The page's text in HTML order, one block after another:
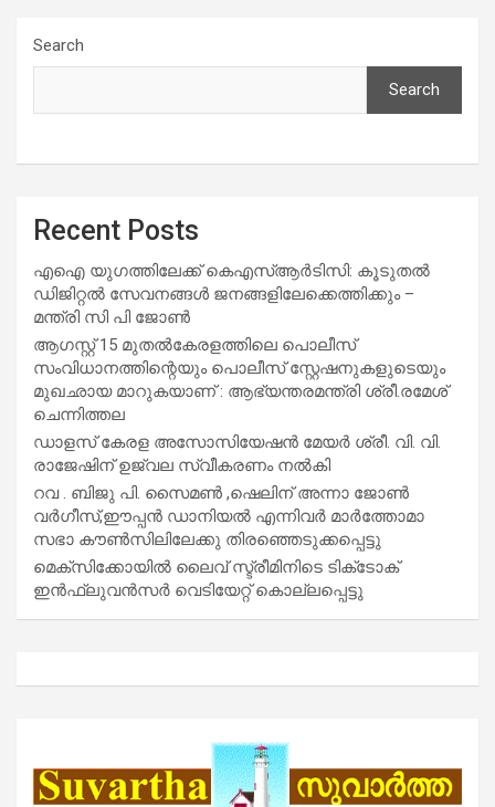
Search
Search
Recent Posts
എഐ യുഗത്തിലേക്ക് കെഎസ്ആർടിസി: കൂടുതൽ
ഡിജിറ്റൽ സേവനങ്ങൾ ജനങ്ങളിലേക്കെത്തിക്കും –
മന്ത്രി സി പി ജോൺ
ആഗസ്റ്റ് 15 മുതല്‍കേരളത്തിലെ പൊലീസ്
സംവിധാനത്തിന്റെയും പൊലീസ് സ്റ്റേഷനുകളുടെയും
മുഖഛായ മാറുകയാണ് : ആഭ്യന്തരമന്ത്രി ശ്രീ.രമേശ്
ചെന്നിത്തല
ഡാളസ് കേരള അസോസിയേഷൻ മേയർ ശ്രീ. വി. വി.
രാജേഷിന് ഉജ്വല സ്വീകരണം നൽകി
റവ . ബിജു പി. സൈമൺ ,ഷെലിന് അന്നാ ജോൺ
വർഗീസ്,ഈപ്പൻ ഡാനിയൽ എന്നിവർ മാർത്തോമാ
സഭാ കൗൺസിലിലേക്കു തിരഞ്ഞെടുക്കപ്പെട്ടു
മെക്സിക്കോയിൽ ലൈവ് സ്ട്രീമിനിടെ ടിക്‌ടോക്
ഇൻഫ്ലുവൻസർ വെടിയേറ്റ് കൊല്ലപ്പെട്ടു